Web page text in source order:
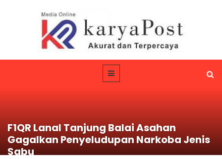
F1QR Lanal Tanjung Balai Asahan
Gagalkan Penyeludupan Narkoba Jenis
Sabu